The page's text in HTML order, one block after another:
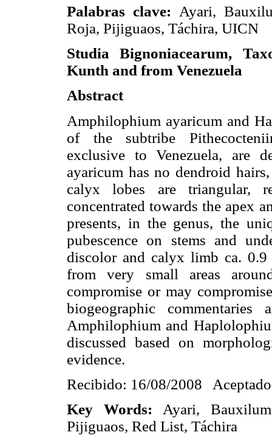
Palabras clave: Ayari,
Roja, Pijiguaos, Táchira, UICN
Studia Bignoniacearum,
Kunth and from Venezuela
Abstract
Amphilophium ayaricum and
of the subtribe
exclusive to Venezuela, are
ayaricum has no dendroid
calyx lobes are triangular,
concentrated towards the apex
presents, in the genus, the
pubescence on stems and
discolor and calyx limb ca.
from very small areas
compromise or may
biogeographic
Amphilophium and
discussed based on
evidence.
Recibido: 16/08/2008
Key Words: Ayari,
Pijiguaos, Red List, Táchira